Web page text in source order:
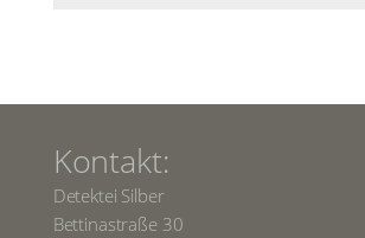
Kontakt:
Detektei Silber
Bettinastraße 30